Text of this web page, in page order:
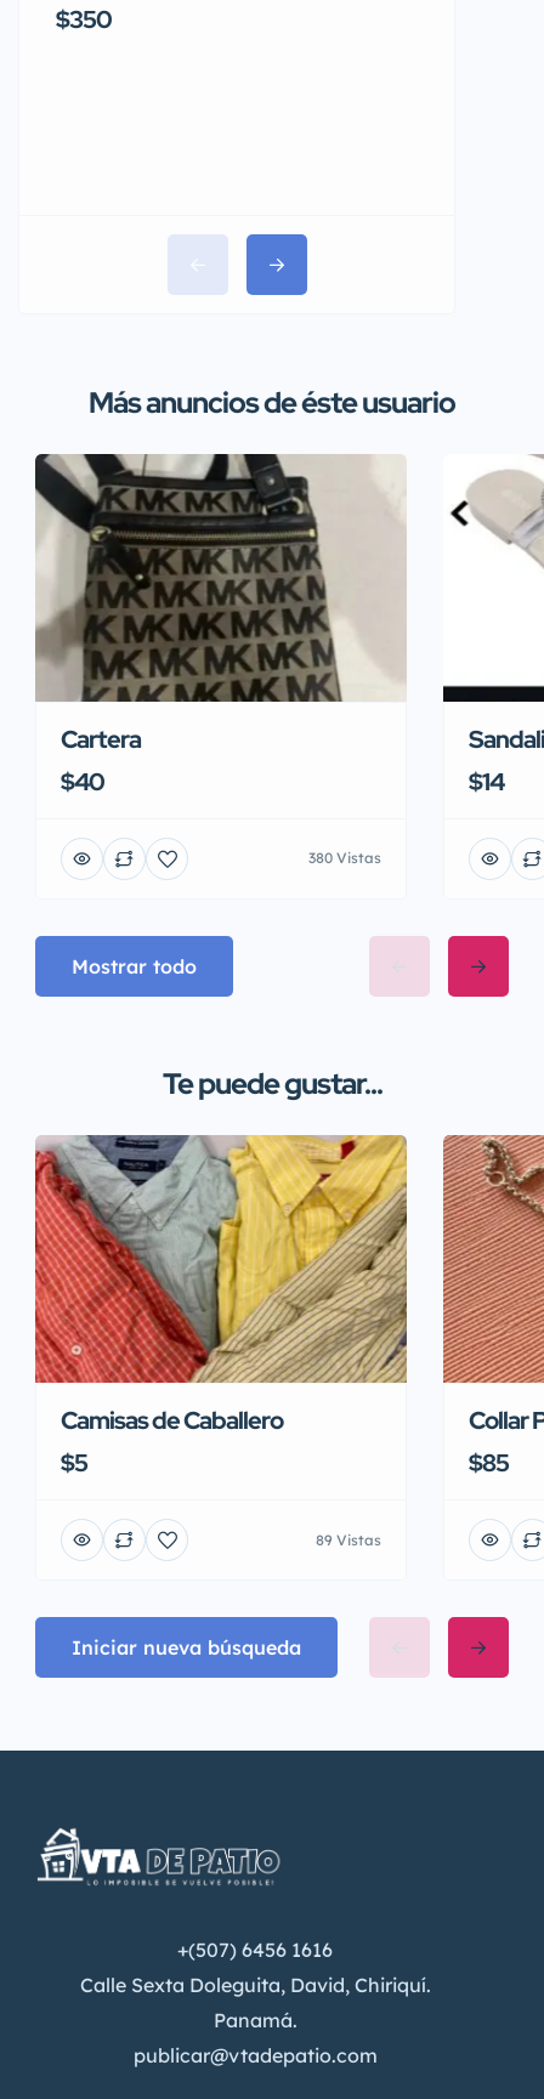
$350
Más anuncios de éste usuario
Cartera
$40
380 Vistas
$14
Mostrar todo
Te puede gustar...
Camisas de Caballero
$5
89 Vistas
Collar
$85
Iniciar nueva búsqueda
+(507) 6456 1616
Calle Sexta Doleguita, David, Chiriquí.
Panamá.
publicar@vtadepatio.com